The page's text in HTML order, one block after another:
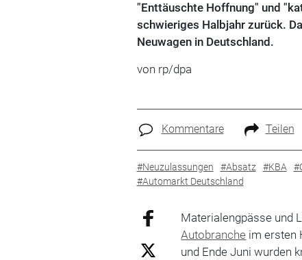
"Enttäuschte Hoffnung" und
schwieriges Halbjahr zurück.
Neuwagen in Deutschland.
von rp/dpa
Kommentare Teilen
#Neuzulassungen #Absatz #KBA
#Automarkt Deutschland
Materialengpässe und
Autobranche im ersten
und Ende Juni wurden